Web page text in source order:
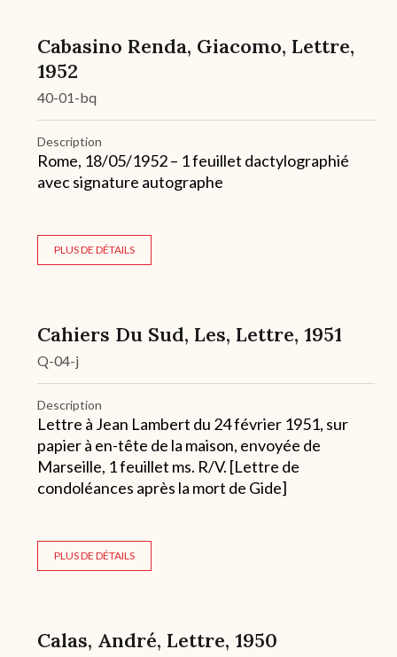
Cabasino Renda, Giacomo, Lettre,
1952
40-01-bq
Description
Rome, 18/05/1952 – 1 feuillet dactylographié
avec signature autographe
PLUS DE DÉTAILS
Cahiers Du Sud, Les, Lettre, 1951
Q-04-j
Description
Lettre à Jean Lambert du 24 février 1951, sur
papier à en-tête de la maison, envoyée de
Marseille, 1 feuillet ms. R/V. [Lettre de
condoléances après la mort de Gide]
PLUS DE DÉTAILS
Calas, André, Lettre, 1950